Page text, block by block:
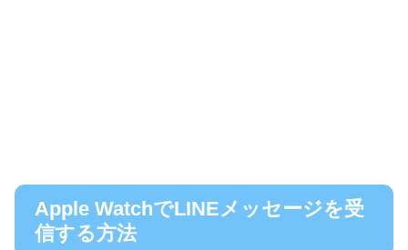
Apple WatchでLINEメッセージを受
信する方法